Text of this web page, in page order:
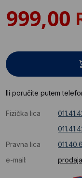
Ili poručite putem
Fizička lica
Pravna lica
e-mail: